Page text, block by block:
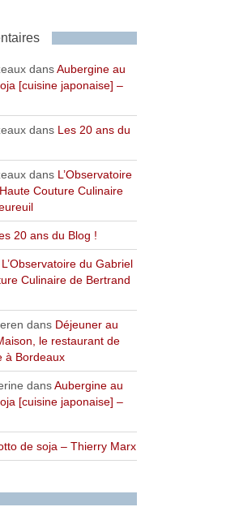
dansAubergine au
[cuisine japonaise] –
dans Les 20 ans du
dans L’Observatoire
Couture Culinaire
20 ans du Blog !
L’Observatoire du Gabriel
Culinaire de Bertrand
dans Déjeuner au
le restaurant de
à Bordeaux
dansAubergine au
[cuisine japonaise] –
de soja – Thierry Marx